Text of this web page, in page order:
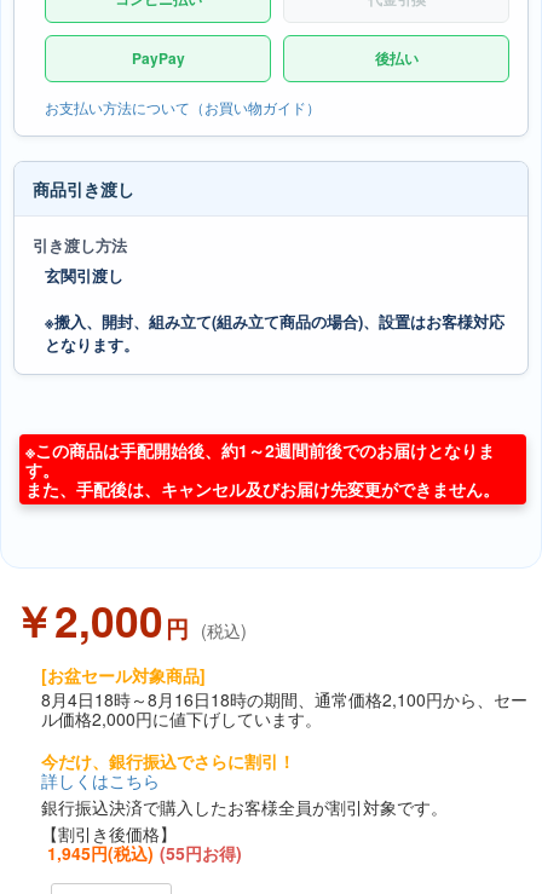
PayPay 後払い
お支払い方法について（お買い物ガイド）
商品引き渡し
引き渡し方法
玄関引渡し
※搬入、開封、組み立て(組み立て商品の場合)、設置はお客様対応
となります。
※この商品は手配開始後、約1～2週間前後でのお届けとなりま
す。
また、手配後は、キャンセル及びお届け先変更ができません。
￥2,000円 (税込)
[お盆セール対象商品]
8月4日18時～8月16日18時の期間、通常価格2,100円から、セー
ル価格2,000円に値下げしています。
今だけ、銀行振込でさらに割引！
詳しくはこちら
銀行振込決済で購入したお客様全員が割引対象です。
【割引き後価格】
1,945円(税込) (55円お得)